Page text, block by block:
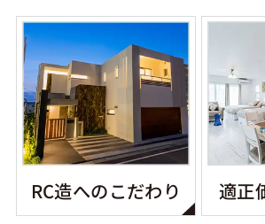
RC造へのこだわり 適正